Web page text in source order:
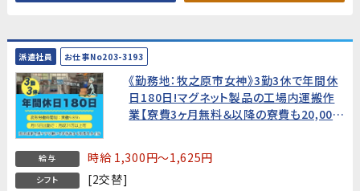
派遣社員 お仕事No203-3193
《勤務地：牧之原市女神》3勤3休で年間休
日180日!マグネット製品の工場内運搬作
業【寮費3ヶ月無料＆以降の寮費も20,000
給与 時給 1,300円～1,625円
シフト [2交替]